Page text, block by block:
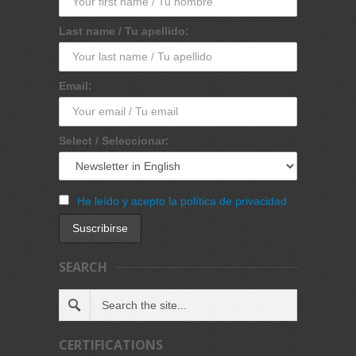
Last name / Tu apellido:
Email:
Select / Seleccionar:
He leído y acepto la política de privacidad
SEARCH
CERTIFICATIONS